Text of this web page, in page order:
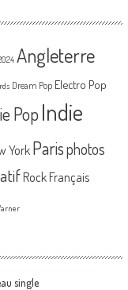
Angleterre
Dream Pop Electro Pop
PopIndie
York Parisphotos
Rock Français
single